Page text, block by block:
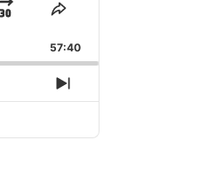
JUMP
FORWARD
SHARE
EPISODE
57:40
NEXT
EPISODE